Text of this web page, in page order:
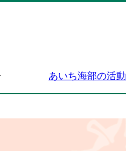
あいち海部の活動